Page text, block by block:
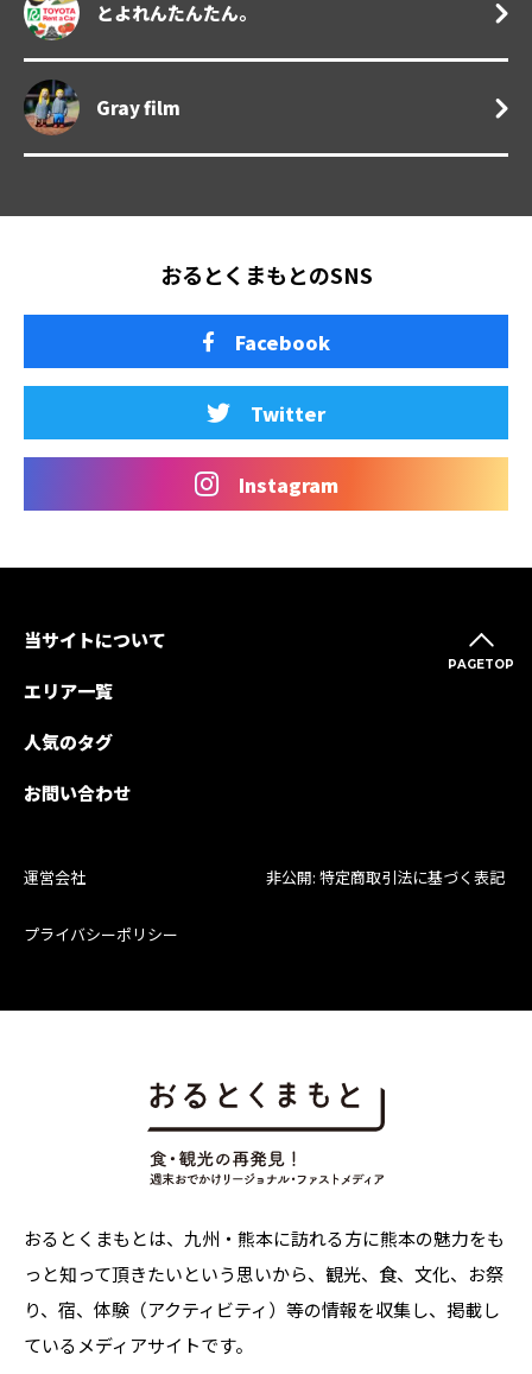
とよれんたんたん。
Gray film
おるとくまもとのSNS
Facebook
Twitter
Instagram
PAGETOP
当サイトについて
エリア一覧
人気のタグ
お問い合わせ
運営会社 非公開: 特定商取引法に基づく表記
プライバシーポリシー
おるとくまもとは、九州・熊本に訪れる方に熊本の魅力をも
っと知って頂きたいという思いから、観光、食、文化、お祭
り、宿、体験（アクティビティ）等の情報を収集し、掲載し
ているメディアサイトです。